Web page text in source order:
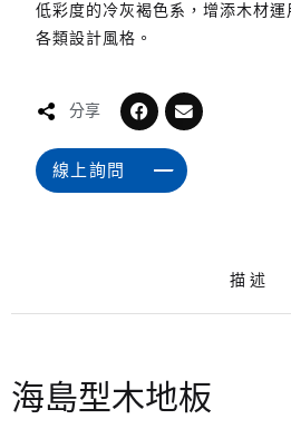
低彩度的冷灰褐色系，增添木材
各類設計風格。
分享
線上詢問
描述
海島型木地板